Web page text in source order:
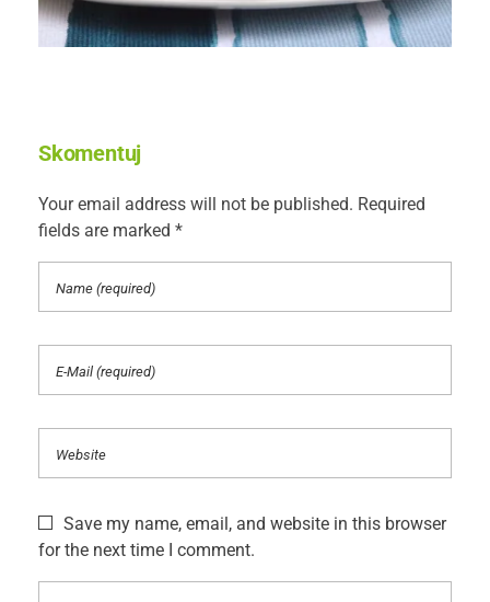
Skomentuj
Your email address will not be published. Required
fields are marked *
Save my name, email, and website in this browser
for the next time I comment.